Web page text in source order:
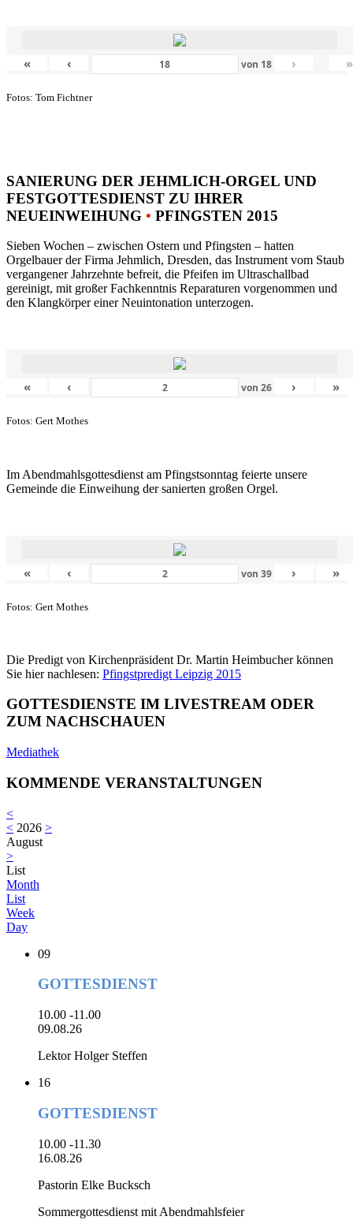
« ‹ von 18 › »
Fotos: Tom Fichtner
SANIERUNG DER JEHMLICH-ORGEL UND
FESTGOTTESDIENST ZU IHRER
NEUEINWEIHUNG • PFINGSTEN 2015
Sieben Wochen – zwischen Ostern und Pfingsten – hatten
Orgelbauer der Firma Jehmlich, Dresden, das Instrument vom Staub
vergangener Jahrzehnte befreit, die Pfeifen im Ultraschallbad
gereinigt, mit großer Fachkenntnis Reparaturen vorgenommen und
den Klangkörper einer Neuintonation unterzogen.
« ‹ von26 › »
Fotos: Gert Mothes
Im Abendmahlsgottesdienst am Pfingstsonntag feierte unsere
Gemeinde die Einweihung der sanierten großen Orgel.
« ‹ von39 › »
Fotos: Gert Mothes
Die Predigt von Kirchenpräsident Dr. Martin Heimbucher können
Sie hier nachlesen: Pfingstpredigt Leipzig 2015
GOTTESDIENSTE IM LIVESTREAM ODER
ZUM NACHSCHAUEN
Mediathek
KOMMENDE VERANSTALTUNGEN
<
< 2026 >
August
>
List
Month
List
Week
Day
09
GOTTESDIENST
10.00 -11.00
09.08.26
Lektor Holger Steffen
16
GOTTESDIENST
10.00 -11.30
16.08.26
Pastorin Elke Bucksch
Sommergottesdienst mit Abendmahlsfeier